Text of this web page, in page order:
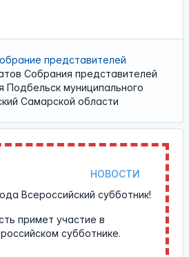
представителей
Собрания представителей
Подбельск муниципального
Самарской области
НОВОСТИ
Всероссийский субботник!
примет участие в
субботнике.